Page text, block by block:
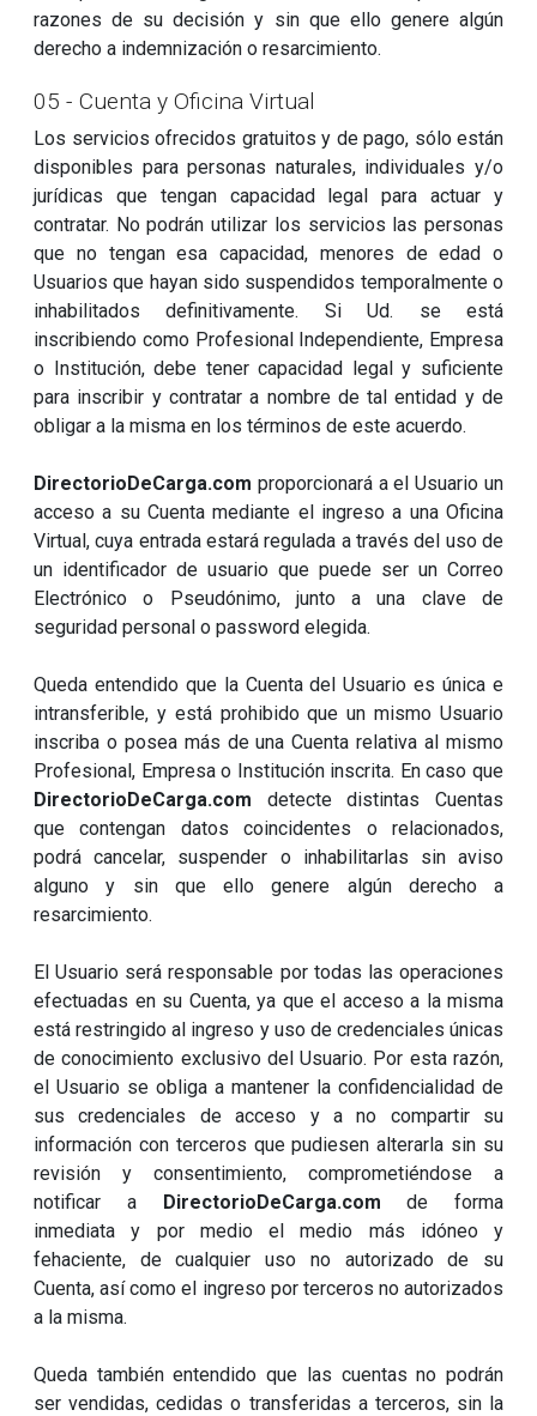
razones de su decisión y sin que ello genere algún
derecho a indemnización o resarcimiento.
05 - Cuenta y Oficina Virtual
Los servicios ofrecidos gratuitos y de pago, sólo están
disponibles para personas naturales, individuales y/o
jurídicas que tengan capacidad legal para actuar y
contratar. No podrán utilizar los servicios las personas
que no tengan esa capacidad, menores de edad o
Usuarios que hayan sido suspendidos temporalmente o
inhabilitados definitivamente. Si Ud. se está
inscribiendo como Profesional Independiente, Empresa
o Institución, debe tener capacidad legal y suficiente
para inscribir y contratar a nombre de tal entidad y de
obligar a la misma en los términos de este acuerdo.
DirectorioDeCarga.com proporcionará a el Usuario un
acceso a su Cuenta mediante el ingreso a una Oficina
Virtual, cuya entrada estará regulada a través del uso de
un identificador de usuario que puede ser un Correo
Electrónico o Pseudónimo, junto a una clave de
seguridad personal o password elegida.
Queda entendido que la Cuenta del Usuario es única e
intransferible, y está prohibido que un mismo Usuario
inscriba o posea más de una Cuenta relativa al mismo
Profesional, Empresa o Institución inscrita. En caso que
DirectorioDeCarga.com detecte distintas Cuentas
que contengan datos coincidentes o relacionados,
podrá cancelar, suspender o inhabilitarlas sin aviso
alguno y sin que ello genere algún derecho a
resarcimiento.
El Usuario será responsable por todas las operaciones
efectuadas en su Cuenta, ya que el acceso a la misma
está restringido al ingreso y uso de credenciales únicas
de conocimiento exclusivo del Usuario. Por esta razón,
el Usuario se obliga a mantener la confidencialidad de
sus credenciales de acceso y a no compartir su
información con terceros que pudiesen alterarla sin su
revisión y consentimiento, comprometiéndose a
notificar a DirectorioDeCarga.com de forma
inmediata y por medio el medio más idóneo y
fehaciente, de cualquier uso no autorizado de su
Cuenta, así como el ingreso por terceros no autorizados
a la misma.
Queda también entendido que las cuentas no podrán
ser vendidas, cedidas o transferidas a terceros, sin la